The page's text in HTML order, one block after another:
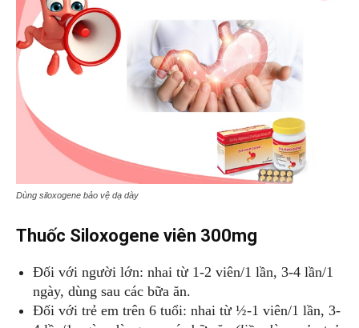
Dùng siloxogene bảo vệ dạ dày
Thuốc Siloxogene viên 300mg
Đối với người lớn: nhai từ 1-2 viên/1 lần, 3-4 lần/1
ngày, dùng sau các bữa ăn.
Đối với trẻ em trên 6 tuổi: nhai từ ½-1 viên/1 lần, 3-